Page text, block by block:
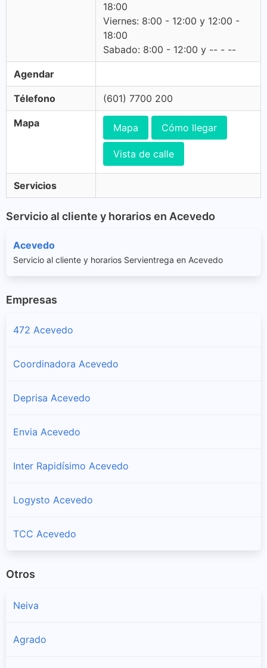
18:00
Viernes: 8:00 - 12:00 y 12:00 -
18:00
Sabado: 8:00 - 12:00 y -- - --
Agendar
Télefono (601) 7700 200
Mapa Mapa Cómo llegar
Vista de calle
Servicios
Servicio al cliente y horarios en Acevedo
Acevedo
Servicio al cliente y horarios Servientrega en Acevedo
Empresas
472 Acevedo
Coordinadora Acevedo
Deprisa Acevedo
Envia Acevedo
Inter Rapidísimo Acevedo
Logysto Acevedo
TCC Acevedo
Otros
Neiva
Agrado